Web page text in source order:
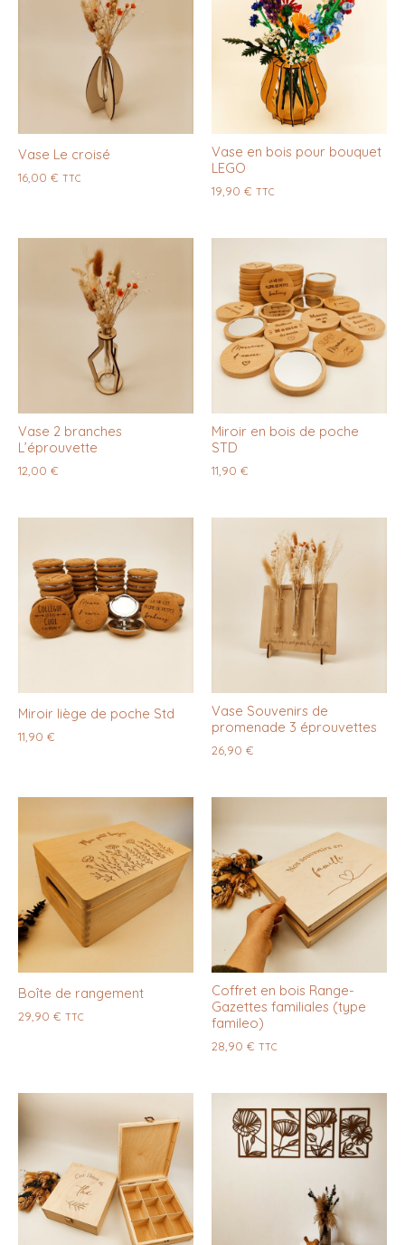
Vase Le croisé
16,00 € TTC
Vase en bois pour bouquet
LEGO
19,90 € TTC
Vase 2 branches
L’éprouvette
12,00 €
Miroir en bois de poche
STD
11,90 €
Miroir liège de poche Std
11,90 €
Vase Souvenirs de
promenade 3 éprouvettes
26,90 €
Boîte de rangement
29,90 € TTC
Coffret en bois Range-
Gazettes familiales (type
famileo)
28,90 € TTC